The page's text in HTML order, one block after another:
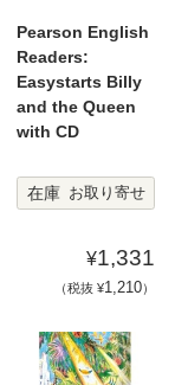
Pearson English
Readers:
Easystarts Billy
and the Queen
with CD
在庫 お取り寄せ
¥1,331
（税抜 ¥1,210）